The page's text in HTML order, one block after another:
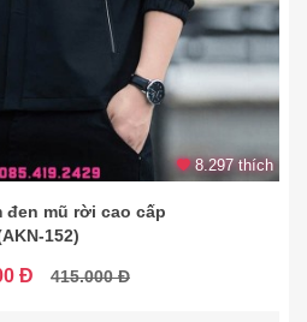
8.297 thích
đen mũ rời cao cấp
152)
Đ 415.000 Đ